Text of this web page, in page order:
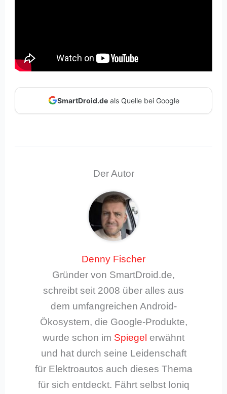
SmartDroid.deals Quelle bei Google
Der Autor
Denny Fischer
Gründer von SmartDroid.de,
schreibt seit 2008 über alles aus
dem umfangreichen Android-
Ökosystem, die Google-Produkte,
wurde schon im Spiegel erwähnt
und hat durch seine Leidenschaft
für Elektroautos auch dieses Thema
für sich entdeckt. Fährt selbst Ioniq